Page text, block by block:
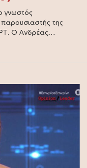
γνωστός
της
Ο Ανδρέας…